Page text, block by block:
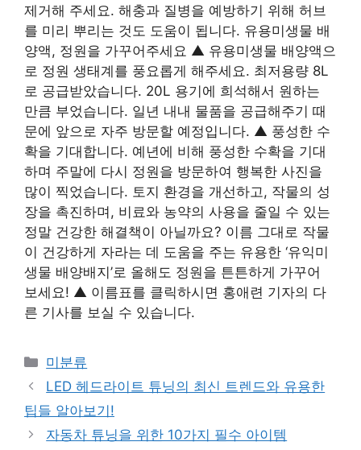
제거해 주세요. 해충과 질병을 예방하기 위해 허브
를 미리 뿌리는 것도 도움이 됩니다. 유용미생물 배
양액, 정원을 가꾸어주세요 ▲ 유용미생물 배양액으
로 정원 생태계를 풍요롭게 해주세요. 최저용량 8L
로 공급받았습니다. 20L 용기에 희석해서 원하는
만큼 부었습니다. 일년 내내 물품을 공급해주기 때
문에 앞으로 자주 방문할 예정입니다. ▲ 풍성한 수
확을 기대합니다. 예년에 비해 풍성한 수확을 기대
하며 주말에 다시 정원을 방문하여 행복한 사진을
많이 찍었습니다. 토지 환경을 개선하고, 작물의 성
장을 촉진하며, 비료와 농약의 사용을 줄일 수 있는
정말 건강한 해결책이 아닐까요? 이름 그대로 작물
이 건강하게 자라는 데 도움을 주는 유용한 ‘유익미
생물 배양배지’로 올해도 정원을 튼튼하게 가꾸어
보세요! ▲ 이름표를 클릭하시면 홍애련 기자의 다
른 기사를 보실 수 있습니다.
Categories
미분류
LED 헤드라이트 튜닝의 최신 트렌드와 유용한
팁들 알아보기!
자동차 튜닝을 위한 10가지 필수 아이템